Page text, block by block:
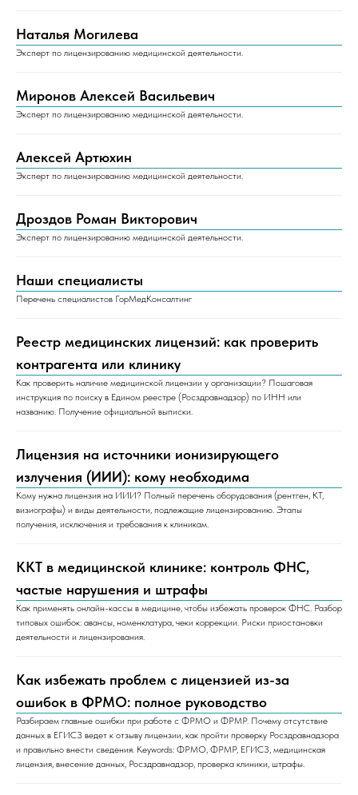
Наталья Могилева
Эксперт по лицензированию медицинской деятельности.
Миронов Алексей Васильевич
Эксперт по лицензированию медицинской деятельности.
Алексей Артюхин
Эксперт по лицензированию медицинской деятельности.
Дроздов Роман Викторович
Эксперт по лицензированию медицинской деятельности.
Наши специалисты
Перечень специалистов ГорМедКонсалтинг
Реестр медицинских лицензий: как проверить
контрагента или клинику
Как проверить наличие медицинской лицензии у организации? Пошаговая
инструкция по поиску в Едином реестре (Росздравнадзор) по ИНН или
названию. Получение официальной выписки.
Лицензия на источники ионизирующего
излучения (ИИИ): кому необходима
Кому нужна лицензия на ИИИ? Полный перечень оборудования (рентген, КТ,
визиографы) и виды деятельности, подлежащие лицензированию. Этапы
получения, исключения и требования к клиникам.
ККТ в медицинской клинике: контроль ФНС,
частые нарушения и штрафы
Как применять онлайн-кассы в медицине, чтобы избежать проверок ФНС. Разбор
типовых ошибок: авансы, номенклатура, чеки коррекции. Риски приостановки
деятельности и лицензирования.
Как избежать проблем с лицензией из-за
ошибок в ФРМО: полное руководство
Разбираем главные ошибки при работе с ФРМО и ФРМР. Почему отсутствие
данных в ЕГИСЗ ведет к отзыву лицензии, как пройти проверку Росздравнадзора
и правильно внести сведения. Keywords: ФРМО, ФРМР, ЕГИСЗ, медицинская
лицензия, внесение данных, Росздравнадзор, проверка клиники, штрафы.